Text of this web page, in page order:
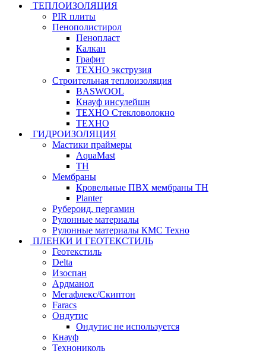
ТЕПЛОИЗОЛЯЦИЯ
PIR плиты
Пенополистирол
Пенопласт
Калкан
Графит
ТЕХНО экструзия
Строительная теплоизоляция
BASWOOL
Кнауф инсулейшн
ТЕХНО Стекловолокно
ТЕХНО
ГИДРОИЗОЛЯЦИЯ
Мастики праймеры
AquaMast
ТН
Мембраны
Кровельные ПВХ мембраны ТН
Planter
Рубероид, пергамин
Рулонные материалы
Рулонные материалы КМС Техно
ПЛЕНКИ И ГЕОТЕКСТИЛЬ
Геотекстиль
Delta
Изоспан
Ардманол
Мегафлекс/Скиптон
Faracs
Ондутис
Ондутис не используется
Кнауф
Технониколь